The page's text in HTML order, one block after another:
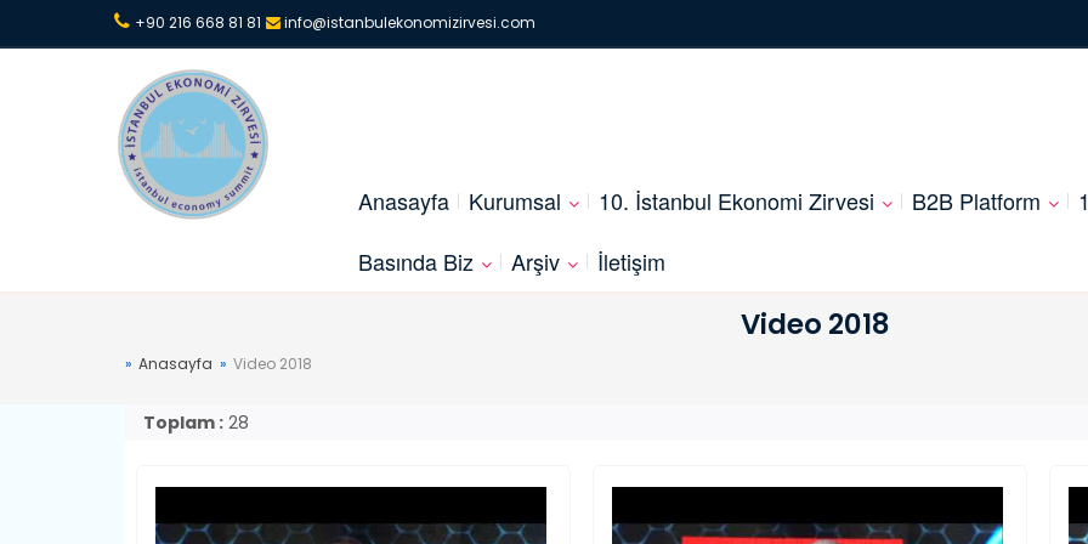
+90 216 668 81 81 info@istanbulekonomizirvesi.com
Anasayfa Kurumsal 10. İstanbul Ekonomi Zirvesi B2B Platform
Basında Biz
Arşiv İletişim
Video 2018
Anasayfa Video 2018
Toplam :28